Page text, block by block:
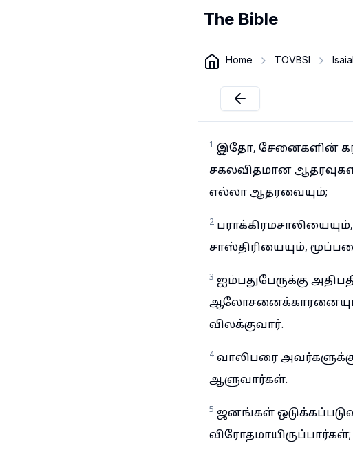
The Bible
Home TOVBSI
1 இதோ, சேனைகளின்
சகலவிதமான
எல்லா ஆதரவையும்;
2
சாஸ்திரியையும்,
3 ஐம்பதுபேருக்கு
ஆலோசனைக்காரனையும்,
விலக்குவார்.
4 வாலிபரை
ஆளுவார்கள்.
5 ஜனங்கள்